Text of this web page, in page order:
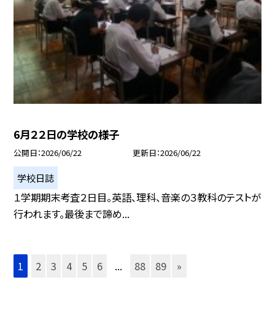
6月２２日の学校の様子
公開日 2026/06/22 更新日 2026/06/22
学校日誌
１学期期末考査２日目。英語、理科、音楽の３教科のテストが
行われます。最後まで諦め...
1 2 3 4 5 6 ... 88 89 »